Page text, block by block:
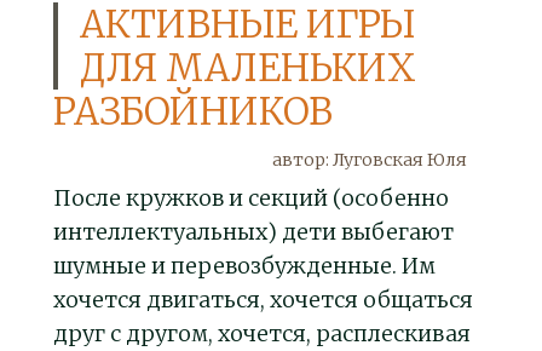
АКТИВНЫЕ ИГРЫ
ДЛЯ МАЛЕНЬКИХ
РАЗБОЙНИКОВ
автор: Луговская Юля
После кружков и секций (особенно
интеллектуальных) дети выбегают
шумные и перевозбужденные. Им
хочется двигаться, хочется общаться
друг с другом, хочется, расплескивая